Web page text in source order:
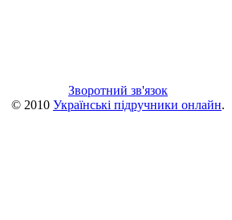
Зворотний зв'язок
© 2010 Українські підручники онлайн.